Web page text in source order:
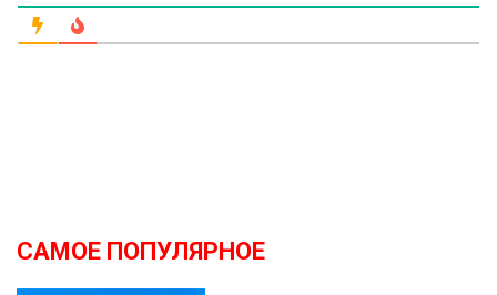
САМОЕ ПОПУЛЯРНОЕ